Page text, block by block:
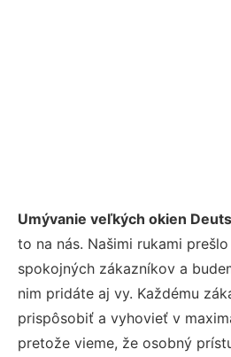
Umývanie veľkých okien
to na nás. Našimi rukami
spokojných zákazníkov a
nim pridáte aj vy. Každému
prispôsobiť a vyhovieť v
pretože vieme, že osobný